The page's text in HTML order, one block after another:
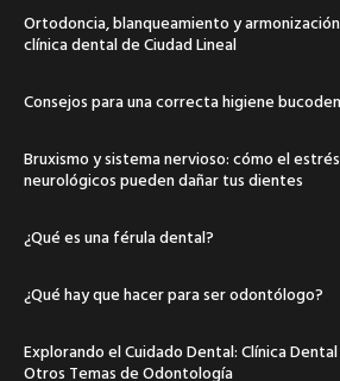
Ortodoncia, blanqueamiento y
clínica dental de Ciudad Lineal
Consejos para una correcta higiene
Bruxismo y sistema nervioso: cómo el
neurológicos pueden dañar tus dientes
¿Qué es una férula dental?
¿Qué hay que hacer para ser odontólogo?
Explorando el Cuidado Dental: Clínica
Otros Temas de Odontología